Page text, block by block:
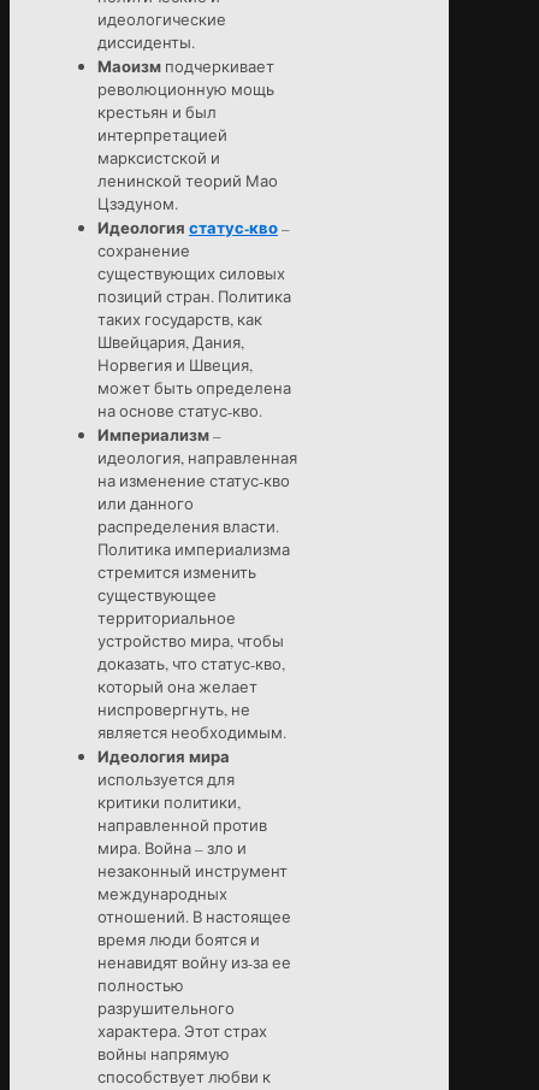
идеологические
диссиденты.
Маоизм подчеркивает
революционную мощь
крестьян и был
интерпретацией
марксистской и
ленинской теорий Мао
Цзэдуном.
Идеология статус-кво–
сохранение
существующих силовых
позиций стран. Политика
таких государств, как
Швейцария, Дания,
Норвегия и Швеция,
может быть определена
на основе статус-кво.
Империализм–
идеология, направленная
на изменение статус-кво
или данного
распределения власти.
Политика империализма
стремится изменить
существующее
территориальное
устройство мира, чтобы
доказать, что статус-кво,
который она желает
ниспровергнуть, не
является необходимым.
Идеология мира
используется для
критики политики,
направленной против
мира. Война – зло и
незаконный инструмент
международных
отношений. В настоящее
время люди боятся и
ненавидят войну из-за ее
полностью
разрушительного
характера. Этот страх
войны напрямую
способствует любви к